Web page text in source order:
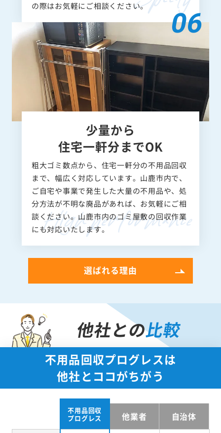
の際はお気軽にご相談ください。
少量から
住宅一軒分までOK
粗大ゴミ数点から、住宅一軒分の不用品回収
まで、幅広く対応しています。山鹿市内で、
ご自宅や事業で発生した大量の不用品や、処
分方法が不明な廃品があれば、お気軽にご相
談ください。山鹿市内のゴミ屋敷の回収作業
にも対応いたします。
選ばれる理由
他社との比較
不用品回収プログレスは
他社とココがちがう
不用品回収
プログレス
他業者 自治体